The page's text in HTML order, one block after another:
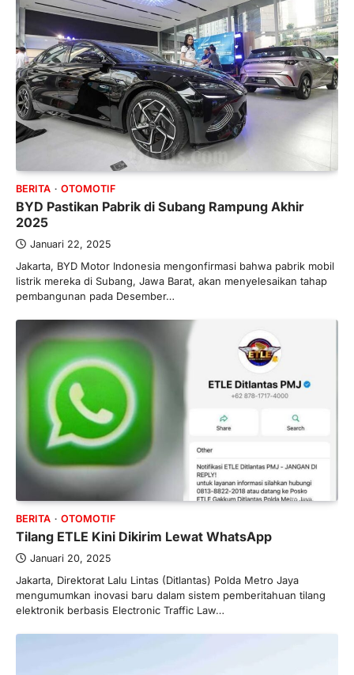
BERITA OTOMOTIF
BYD Pastikan Pabrik di Subang Rampung Akhir
2025
Januari 22, 2025
Jakarta, BYD Motor Indonesia mengonfirmasi bahwa pabrik mobil
listrik mereka di Subang, Jawa Barat, akan menyelesaikan tahap
pembangunan pada Desember…
BERITA OTOMOTIF
Tilang ETLE Kini Dikirim Lewat WhatsApp
Januari 20, 2025
Jakarta, Direktorat Lalu Lintas (Ditlantas) Polda Metro Jaya
mengumumkan inovasi baru dalam sistem pemberitahuan tilang
elektronik berbasis Electronic Traffic Law…